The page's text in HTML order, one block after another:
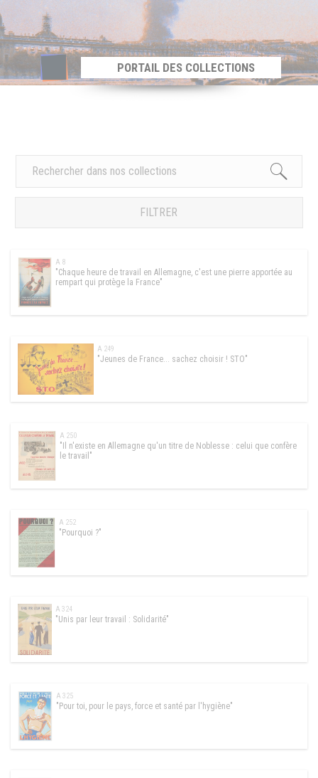
Panneau de gestion des cookies
PORTAIL DES COLLECTIONS
FILTRER
A 8
"Chaque heure de travail en Allemagne, c'est une pierre apportée au
rempart qui protège la France"
A 249
"Jeunes de France... sachez choisir ! STO"
A 250
"Il n'existe en Allemagne qu'un titre de Noblesse : celui que confère
le travail"
A 252
"Pourquoi ?"
A 324
"Unis par leur travail : Solidarité"
A 325
"Pour toi, pour le pays, force et santé par l'hygiène"